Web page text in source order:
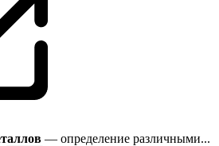
— определение различными...